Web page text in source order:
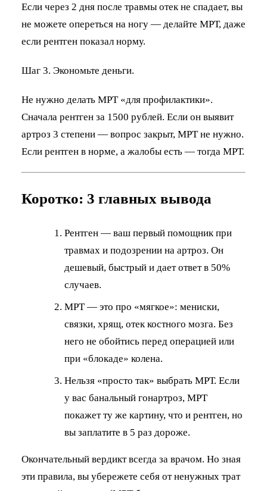
Если через 2 дня после травмы отек не спадает, вы
не можете опереться на ногу — делайте МРТ, даже
если рентген показал норму.
Шаг 3. Экономьте деньги.
Не нужно делать МРТ «для профилактики».
Сначала рентген за 1500 рублей. Если он выявит
артроз 3 степени — вопрос закрыт, МРТ не нужно.
Если рентген в норме, а жалобы есть — тогда МРТ.
Коротко: 3 главных вывода
Рентген — ваш первый помощник при
травмах и подозрении на артроз. Он
дешевый, быстрый и дает ответ в 50%
случаев.
МРТ — это про «мягкое»: мениски,
связки, хрящ, отек костного мозга. Без
него не обойтись перед операцией или
при «блокаде» колена.
Нельзя «просто так» выбрать МРТ. Если
у вас банальный гонартроз, МРТ
покажет ту же картину, что и рентген, но
вы заплатите в 5 раз дороже.
Окончательный вердикт всегда за врачом. Но зная
эти правила, вы убережете себя от ненужных трат